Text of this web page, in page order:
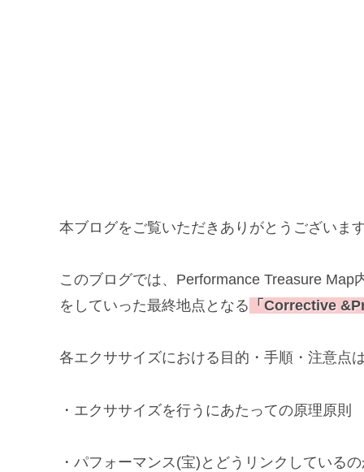
本ブログをご覧いただきありがとうございま
このブログでは、Performance Treasure
をしていった最終地点となる 「Corrective
各エクササイズにおける目的・手順・注意点
・エクササイズを行うにあたっての原理原則
・パフォーマンス(宝)とどうリンクしている